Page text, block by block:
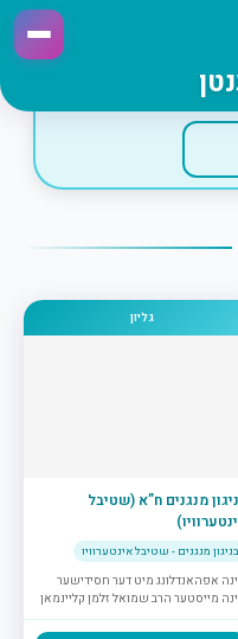
גליון
מנגנים ח”א (שטיבל
בניגון מנגנים - שטיבל אינטערוויו
אפהאנדלונג מיט דער חסידישער
מייסטער הרב שמואל זלמן קליינמאן